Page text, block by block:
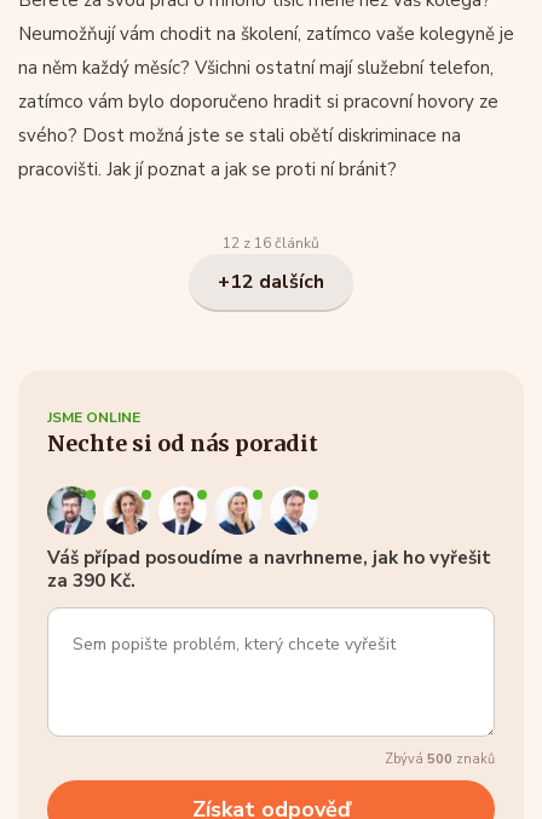
Neumožňují vám chodit na školení, zatímco vaše kolegyně je
na něm každý měsíc? Všichni ostatní mají služební telefon,
zatímco vám bylo doporučeno hradit si pracovní hovory ze
svého? Dost možná jste se stali obětí diskriminace na
pracovišti. Jak jí poznat a jak se proti ní bránit?
12 z 16 článků
+12 dalších
JSME ONLINE
Nechte si od nás poradit
Váš případ posoudíme a navrhneme, jak ho vyřešit
za 390 Kč.
Zbývá 500 znaků